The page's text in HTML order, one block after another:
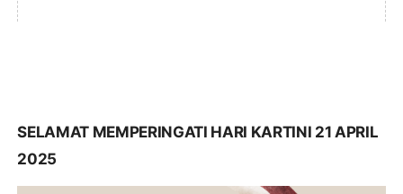
SELAMAT MEMPERINGATI HARI KARTINI 21 APRIL
2025